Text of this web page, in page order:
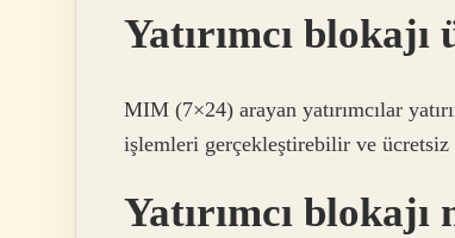
Yatırımcı
MIM (7×24) arayan yatırımcılar
işlemleri gerçekleştirebilir ve
Yatırımcı blokajı